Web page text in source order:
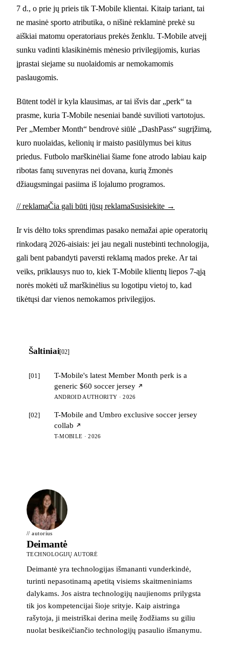
7 d., o prie jų prieis tik T-Mobile klientai. Kitaip tariant, tai
ne masinė sporto atributika, o nišinė reklaminė prekė su
aiškiai matomu operatoriaus prekės ženklu. T-Mobile atvejį
sunku vadinti klasikinėmis mėnesio privilegijomis, kurias
įprastai siejame su nuolaidomis ar nemokamomis
paslaugomis.
Būtent todėl ir kyla klausimas, ar tai išvis dar „perk“ ta
prasme, kuria T-Mobile neseniai bandė suvilioti vartotojus.
Per „Member Month“ bendrovė siūlė „DashPass“ sugrįžimą,
kuro nuolaidas, kelionių ir maisto pasiūlymus bei kitus
priedus. Futbolo marškinėliai šiame fone atrodo labiau kaip
ribotas fanų suvenyras nei dovana, kurią žmonės
džiaugsmingai pasiima iš lojalumo programos.
// reklamaČia gali būti jūsų reklamaSusisiekite →
Ir vis dėlto toks sprendimas pasako nemažai apie operatorių
rinkodarą 2026-aisiais: jei jau negali nustebinti technologija,
gali bent pabandyti paversti reklamą mados preke. Ar tai
veiks, priklausys nuo to, kiek T-Mobile klientų liepos 7-ąją
norės mokėti už marškinėlius su logotipu vietoj to, kad
tikėtųsi dar vienos nemokamos privilegijos.
Šaltiniai[02]
[01]
T-Mobile's latest Member Month perk is a
generic $60 soccer jersey
ANDROID AUTHORITY · 2026
[02]
T-Mobile and Umbro exclusive soccer jersey
collab
T-MOBILE · 2026
// autorius
Deimantė
TECHNOLOGIJŲ AUTORĖ
Deimantė yra technologijas išmananti vunderkindė,
turinti nepasotinamą apetitą visiems skaitmeniniams
dalykams. Jos aistra technologijų naujienoms prilygsta
tik jos kompetencijai šioje srityje. Kaip aistringa
rašytoja, ji meistriškai derina meilę žodžiams su giliu
nuolat besikeičiančio technologijų pasaulio išmanymu.